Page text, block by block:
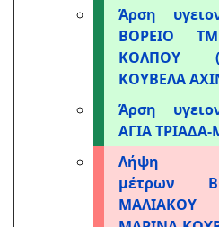
Άρση
ΒΟΡΕΙΟ
ΚΟΛΠΟΥ
ΚΟΥΒΕΛΑ
Άρση
ΑΓΙΑ
Λήψη
μέτρων